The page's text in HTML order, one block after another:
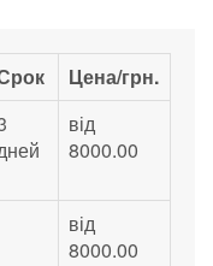
Цена/грн.
від
8000.00
від
8000.00